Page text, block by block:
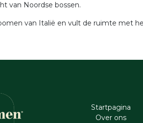
van Noordse bossen.
van Italië en vult de ruimte met
Startpagina
Ove​r​ ons